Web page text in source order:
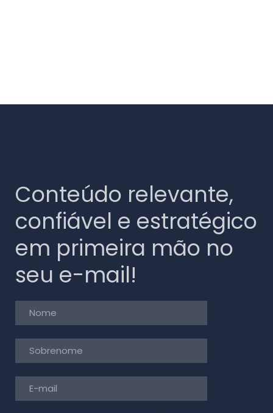
Conteúdo relevante,
confiável e estratégico
em primeira mão no
seu e-mail!